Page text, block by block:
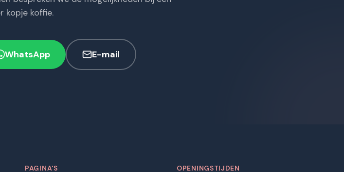
kopje koffie.
WhatsApp E-mail
PAGINA'S OPENINGSTIJDEN